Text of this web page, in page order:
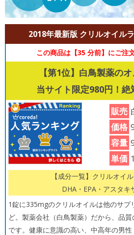
2018年最新版 クリルオイル
この商品は【35 分前】にご注
【第1位】白鳥製薬の
当サイト限定980円！絶
販売
価格
容量
単価
【成分一覧】クリルオイ
DHA・EPA・アスタキ
1錠に335mgのクリルオイルは他のサプ
ど。製薬会社（白鳥製薬）だから、品
です。健康に意識の高い、中高年の男性